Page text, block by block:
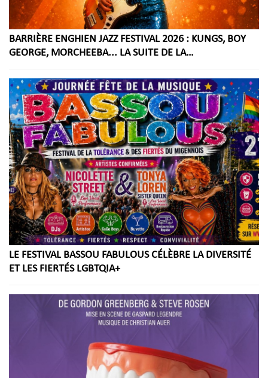
BARRIÈRE ENGHIEN JAZZ FESTIVAL 2026 : KUNGS, BOY
GEORGE, MORCHEEBA... LA SUITE DE LA
LE FESTIVAL BASSOU FABULOUS CÉLÈBRE LA DIVERSITÉ
ET LES FIERTÉS LGBTQIA+